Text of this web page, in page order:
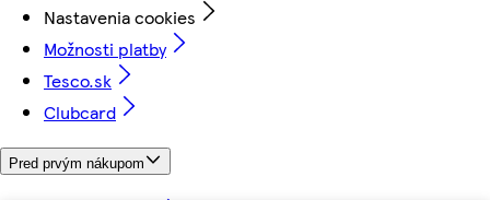
Nastavenia cookies
Možnosti platby
Tesco.sk
Clubcard
Pred prvým nákupom